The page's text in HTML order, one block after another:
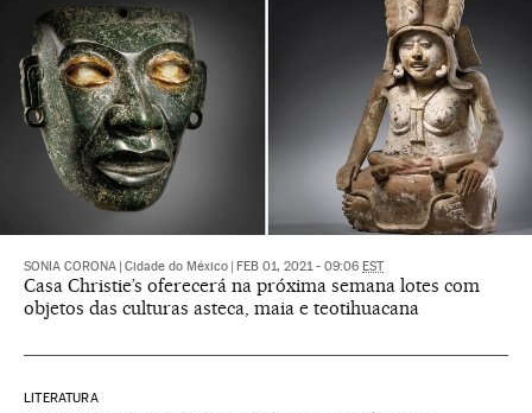
SONIA CORONA Cidade do México FEB 01, 2021 - 09:06 EST
Casa Christie’s oferecerá na próxima semana lotes com
objetos das culturas asteca, maia e teotihuacana
LITERATURA